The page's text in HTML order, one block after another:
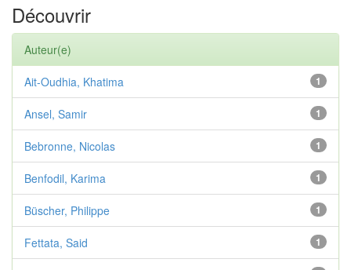
Découvrir
Auteur(e)
1
Ait-Oudhia, Khatima
1
Ansel, Samir
1
Bebronne, Nicolas
1
Benfodil, Karima
1
Büscher, Philippe
1
Fettata, Said